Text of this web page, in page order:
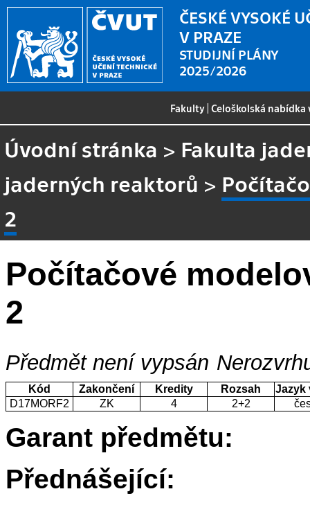
ČESKÉ VYSOKÉ
V PRAZE
STUDIJNÍ PLÁNY
2025/2026
Fakulty |Celoškolská
Úvodní stránka > Fakulta
jaderných reaktorů >
2
Počítačové
2
Předmět není vypsán
Kód Zakončení Kredity Rozsah
Jazyk
D17MORF2
ZK 4 2+2
Garant předmětu:
Přednášející: